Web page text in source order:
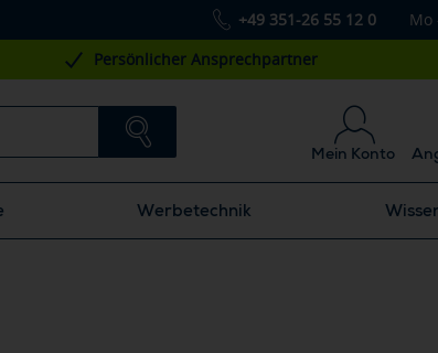
+49 351-26 55 12 0 Mo
Persönlicher Ansprechpartner
Mein Konto
Werbetechnik